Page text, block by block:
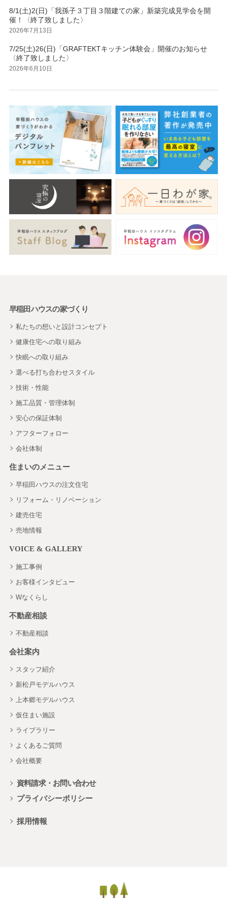
8/1(土)2(日)「我孫子３丁目３階建ての家」新築完成見学会を開
催！〈終了致しました〉
2026年7月13日
7/25(土)26(日)「GRAFTEKTキッチン体験会」開催のお知らせ
〈終了致しました〉
2026年6月10日
早稲田ハウスの家づくり
私たちの想いと設計コンセプト
健康住宅への取り組み
快眠への取り組み
選べる打ち合わせスタイル
技術・性能
施工品質・管理体制
安心の保証体制
アフターフォロー
会社体制
住まいのメニュー
早稲田ハウスの注文住宅
リフォーム・リノベーション
建売住宅
売地情報
VOICE & GALLERY
施工事例
お客様インタビュー
Wなくらし
不動産相談
不動産相談
会社案内
スタッフ紹介
新松戸モデルハウス
上本郷モデルハウス
仮住まい施設
ライブラリー
よくあるご質問
会社概要
資料請求・お問い合わせ
プライバシーポリシー
採用情報